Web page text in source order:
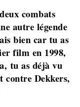
combats
autre légende
bien car tu as
film en 1998,
tu as déjà vu
contre Dekkers,